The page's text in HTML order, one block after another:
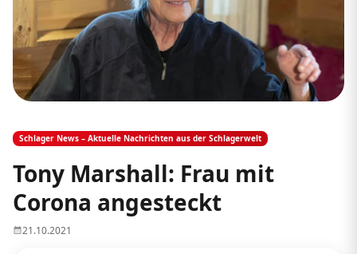
Schlager News – Aktuelle Nachrichten aus der Schlagerwelt
Tony Marshall: Frau mit
Corona angesteckt
21.10.2021